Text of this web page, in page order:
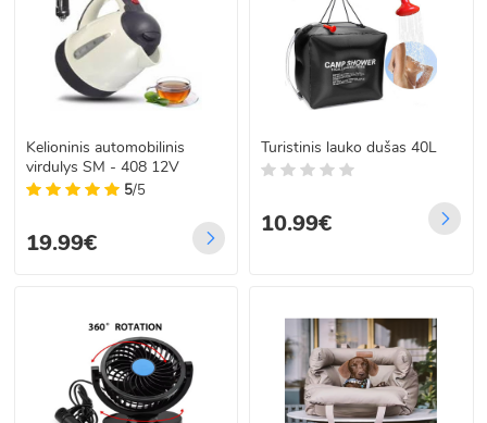
Kelioninis automobilinis
virdulys SM - 408 12V
5/5
19.99€
Turistinis lauko dušas 40L
10.99€